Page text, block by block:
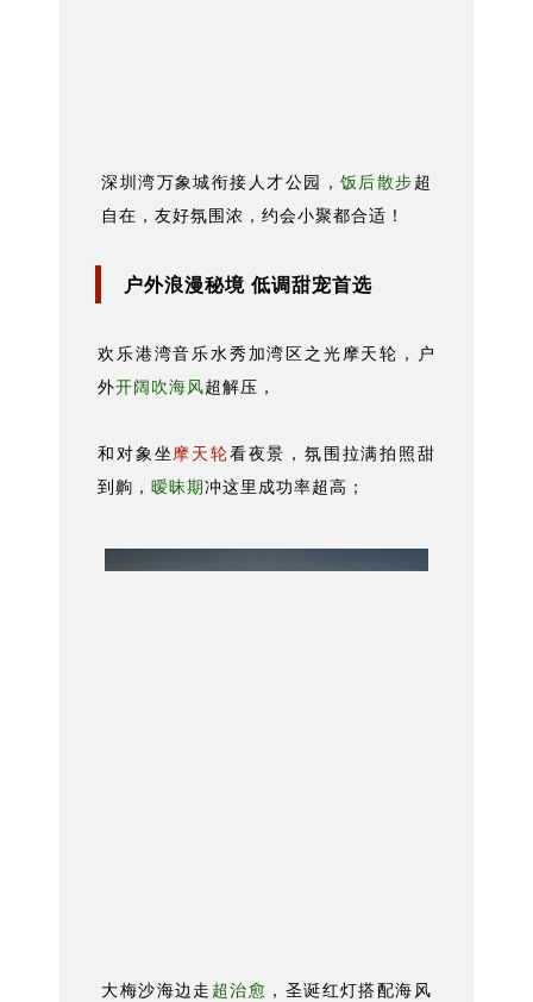
深圳湾万象城衔接人才公园， 饭后散步超
自在，友好氛围浓，约会小聚都合适！
户外浪漫秘境 低调甜宠首选
欢乐港湾音乐水秀加湾区之光摩天轮，户
外开阔吹海风超解压，
和对象坐摩天轮看夜景，氛围拉满拍照甜
到齁，暧昧期冲这里成功率超高；
大梅沙海边走 超治愈 ，圣诞红灯搭配海风